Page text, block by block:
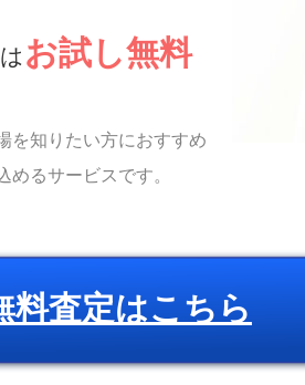
お試し無料
を知りたい方におすすめ
るサービスです。
料査定はこちら